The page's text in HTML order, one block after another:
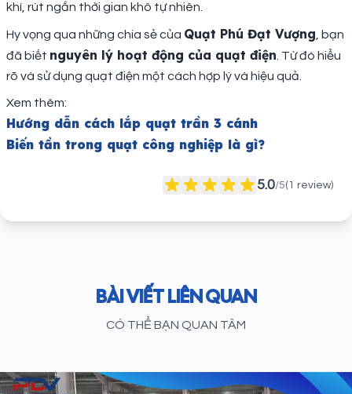
khí, rút ngắn thời gian khô tự nhiên.
Hy vọng qua những chia sẻ của Quạt Phú Đạt Vượng , bạn
đã biết nguyên lý hoạt động của quạt điện . Từ đó hiểu
rõ và sử dụng quạt điện một cách hợp lý và hiệu quả.
Xem thêm:
Hướng dẫn cách lắp quạt trần 3 cánh
Biến tần trong quạt công nghiệp là gì?
5.0/5( 1 review)
BÀI VIẾT LIÊN QUAN
CÓ THỂ BẠN QUAN TÂM